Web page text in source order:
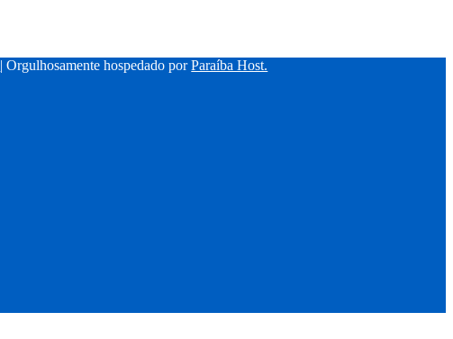
| Orgulhosamente hospedado porParaíba Host.